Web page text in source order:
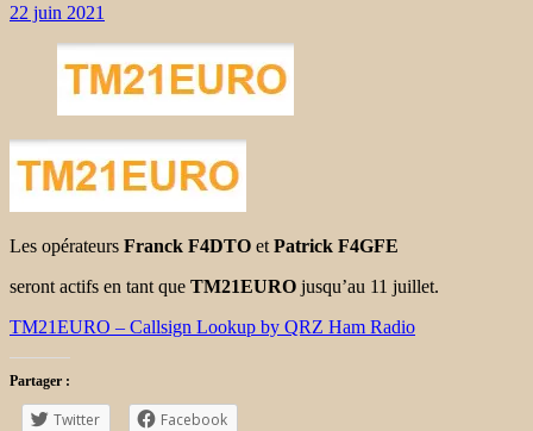
22 juin 2021
Les opérateurs Franck F4DTO et Patrick F4GFE
seront actifs en tant que TM21EURO jusqu’au 11 juillet.
TM21EURO – Callsign Lookup by QRZ Ham Radio
Partager :
Twitter Facebook